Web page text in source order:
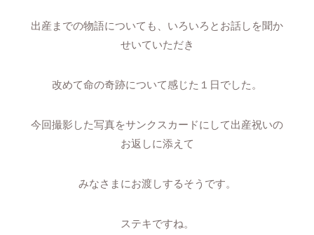
出産までの物語についても、いろいろとお話しを聞か
せいていただき
改めて命の奇跡について感じた１日でした。
今回撮影した写真をサンクスカードにして出産祝いの
お返しに添えて
みなさまにお渡しするそうです。
ステキですね。